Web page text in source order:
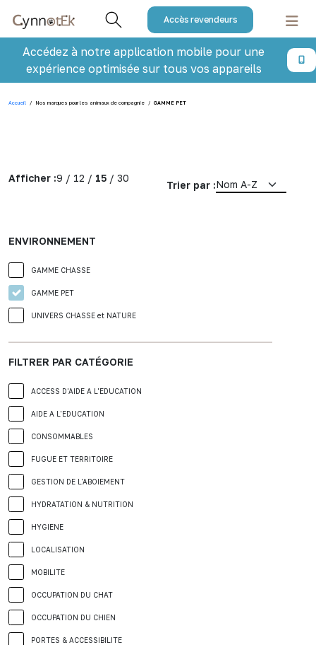
Accès revendeurs
Accédez à notre application mobile pour une
expérience optimisée sur tous vos appareils
Accueil / Nos marques pour les animaux de compagnie / GAMME PET
Afficher :9 / 12 / 15 / 30
Trier par :
ENVIRONNEMENT
GAMME CHASSE
GAMME PET
UNIVERS CHASSE et NATURE
FILTRER PAR CATÉGORIE
ACCESS D'AIDE A L'EDUCATION
AIDE A L'EDUCATION
CONSOMMABLES
FUGUE ET TERRITOIRE
GESTION DE L'ABOIEMENT
HYDRATATION & NUTRITION
HYGIENE
LOCALISATION
MOBILITE
OCCUPATION DU CHAT
OCCUPATION DU CHIEN
PORTES & ACCESSIBILITE